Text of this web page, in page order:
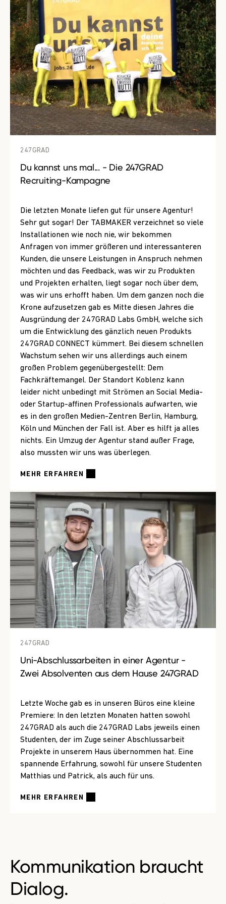
247GRAD
Du kannst uns mal... - Die 247GRAD
Recruiting-Kampagne
Die letzten Monate liefen gut für unsere Agentur!
Sehr gut sogar! Der TABMAKER verzeichnet so viele
Installationen wie noch nie, wir bekommen
Anfragen von immer größeren und interessanteren
Kunden, die unsere Leistungen in Anspruch nehmen
möchten und das Feedback, was wir zu Produkten
und Projekten erhalten, liegt sogar noch über dem,
was wir uns erhofft haben. Um dem ganzen noch die
Krone aufzusetzen gab es Mitte diesen Jahres die
Ausgründung der 247GRAD Labs GmbH, welche sich
um die Entwicklung des gänzlich neuen Produkts
247GRAD CONNECT kümmert. Bei diesem schnellen
Wachstum sehen wir uns allerdings auch einem
großen Problem gegenübergestellt: Dem
Fachkräftemangel. Der Standort Koblenz kann
leider nicht unbedingt mit Strömen an Social Media-
oder Startup-affinen Professionals aufwarten, wie
es in den großen Medien-Zentren Berlin, Hamburg,
Köln und München der Fall ist. Aber es hilft ja alles
nichts. Ein Umzug der Agentur stand außer Frage,
also mussten wir uns was überlegen.
MEHR ERFAHREN
247GRAD
Uni-Abschlussarbeiten in einer Agentur -
Zwei Absolventen aus dem Hause 247GRAD
Letzte Woche gab es in unseren Büros eine kleine
Premiere: In den letzten Monaten hatten sowohl
247GRAD als auch die 247GRAD Labs jeweils einen
Studenten, der im Zuge seiner Abschlussarbeit
Projekte in unserem Haus übernommen hat. Eine
spannende Erfahrung, sowohl für unsere Studenten
Matthias und Patrick, als auch für uns.
MEHR ERFAHREN
Kommunikation braucht
Dialog.